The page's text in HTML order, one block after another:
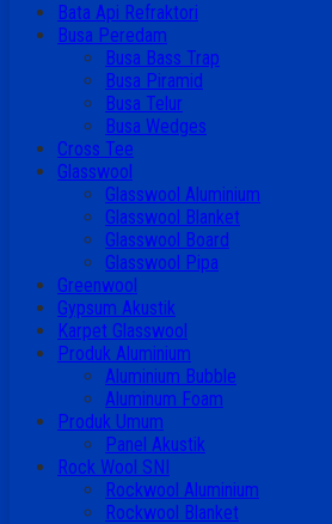
Bata Api Refraktori
Busa Peredam
Busa Bass Trap
Busa Piramid
Busa Telur
Busa Wedges
Cross Tee
Glasswool
Glasswool Aluminium
Glasswool Blanket
Glasswool Board
Glasswool Pipa
Greenwool
Gypsum Akustik
Karpet Glasswool
Produk Aluminium
Aluminium Bubble
Aluminum Foam
Produk Umum
Panel Akustik
Rock Wool SNI
Rockwool Aluminium
Rockwool Blanket